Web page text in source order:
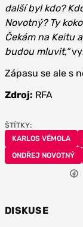
další byl kdo?
Novotný? Ty
Čekám na Keitu
budou mluvit,“
Zápasu se ale s
Zdroj: RFA
ŠTÍTKY:
KARLOS VÉMOLA
ONDŘEJ NOVOTNÝ
DISKUSE